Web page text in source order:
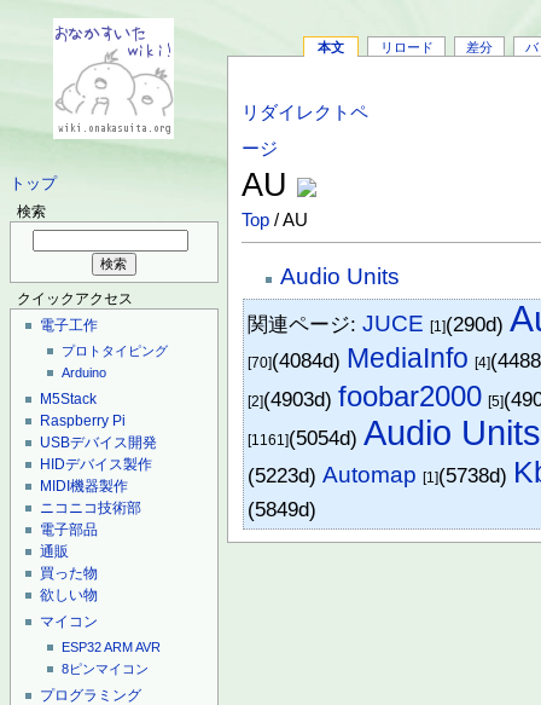
トップ
検索
クイックアクセス
電子工作
プロトタイピング
Arduino
M5Stack
Raspberry Pi
USBデバイス開発
HIDデバイス製作
MIDI機器製作
ニコニコ技術部
電子部品
通販
買った物
欲しい物
マイコン
ESP32ARMAVR
8ピンマイコン
プログラミング
本文 リロード 差分 バ
リダイレクトペ
ージ
AU
Top / AU
Audio Units
関連ページ:JUCE [1](290d)
[70](4084d) MediaInfo [4]
[2](4903d)foobar2000 [5]
[1161](5054d)Audio Units
(5223d)Automap [1](5738d)
(5849d)